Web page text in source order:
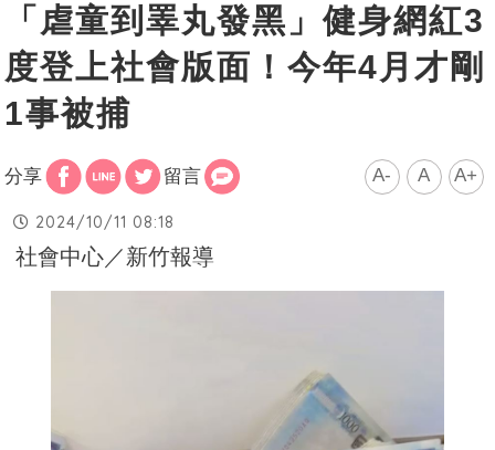
「虐童到睪丸發黑」健身網紅3
度登上社會版面！今年4月才剛
1事被捕
分享 留言 A- A A+
2024/10/11 08:18
社會中心／新竹報導